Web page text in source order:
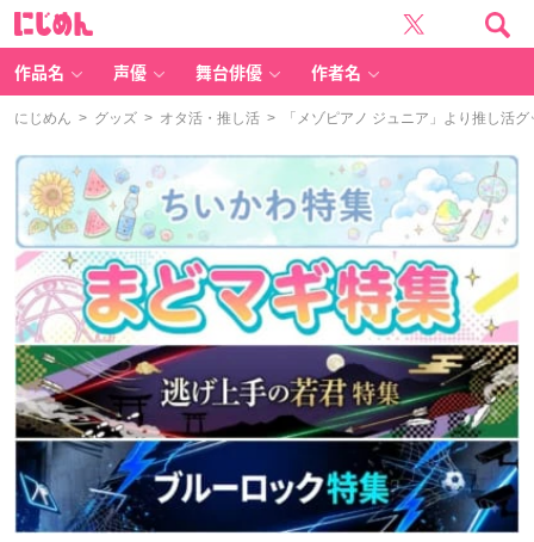
作品名 声優 舞台俳優 作者名
にじめん > グッズ > オタ活・推し活 > 「メゾピアノ ジュニア」より推し活